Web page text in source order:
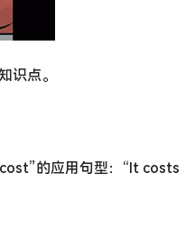
识点。
的应用句型：“It costs